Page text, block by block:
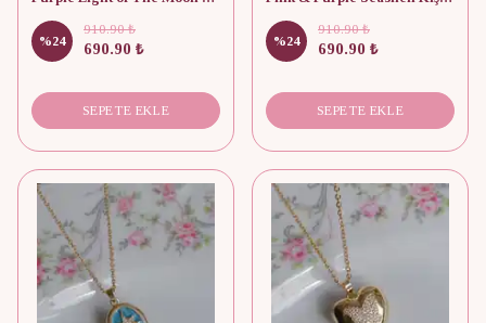
%24
910.90 ₺
690.90 ₺
SEPETE EKLE
%24
910.90 ₺
690.90 ₺
SEPETE EKLE